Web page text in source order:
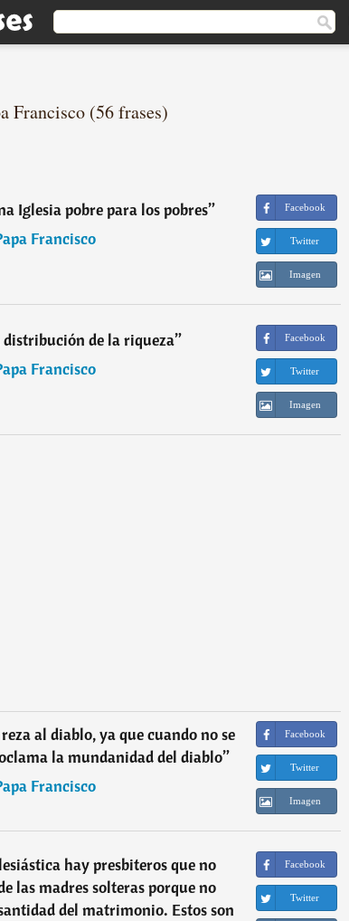
Francisco (56 frases)
Iglesia pobre para los pobres”
Francisco
Facebook
Twitter
Imagen
distribución de la riqueza”
Francisco
Facebook
Twitter
Imagen
al diablo, ya que cuando no se
la mundanidad del diablo”
Francisco
Facebook
Twitter
Imagen
hay presbiteros que no
las madres solteras porque no
del matrimonio. Estos son
Facebook
Twitter